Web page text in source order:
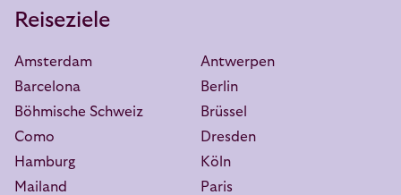
Reiseziele
Amsterdam
Antwerpen
Barcelona
Berlin
Böhmische Schweiz
Brüssel
Como
Dresden
Hamburg
Köln
Mailand
Paris